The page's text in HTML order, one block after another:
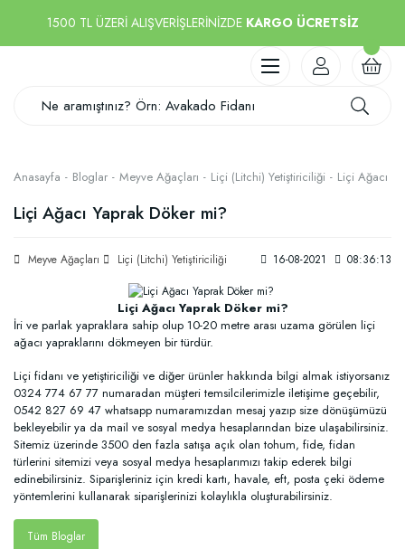
1500 TL ÜZERİ ALIŞVERİŞLERİNİZDE KARGO ÜCRETSİZ
Anasayfa Bloglar Meyve Ağaçları Liçi (Litchi) Yetiştiriciliği Liçi Ağacı
Liçi Ağacı Yaprak Döker mi?
Meyve Ağaçları Liçi (Litchi) Yetiştiriciliği 16-08-2021 08:36:13
Liçi Ağacı Yaprak Döker mi?
İri ve parlak yapraklara sahip olup 10-20 metre arası uzama görülen liçi
ağacı yapraklarını dökmeyen bir türdür.
Liçi fidanı ve yetiştiriciliği ve diğer ürünler hakkında bilgi almak istiyorsanız
0324 774 67 77 numaradan müşteri temsilcilerimizle iletişime geçebilir,
0542 827 69 47 whatsapp numaramızdan mesaj yazıp size dönüşümüzü
bekleyebilir ya da mail ve sosyal medya hesaplarından bize ulaşabilirsiniz.
Sitemiz üzerinde 3500 den fazla satışa açık olan tohum, fide, fidan
türlerini sitemizi veya sosyal medya hesaplarımızı takip ederek bilgi
edinebilirsiniz. Siparişleriniz için kredi kartı, havale, eft, posta çeki ödeme
yöntemlerini kullanarak siparişlerinizi kolaylıkla oluşturabilirsiniz.
Tüm Bloglar